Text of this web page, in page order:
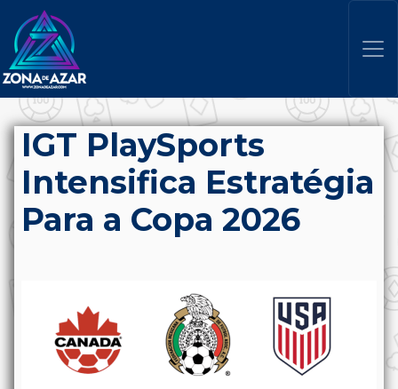
IGT PlaySports
Intensifica Estratégia
Para a Copa 2026